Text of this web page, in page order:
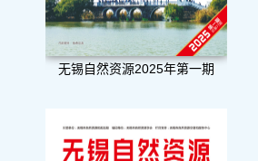
无锡自然资源2025年第一期